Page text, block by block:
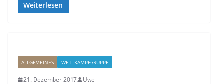
Weiterlesen
ALLGEMEINES WETTKAMPFGRUPPE
21. Dezember 2017 Uwe